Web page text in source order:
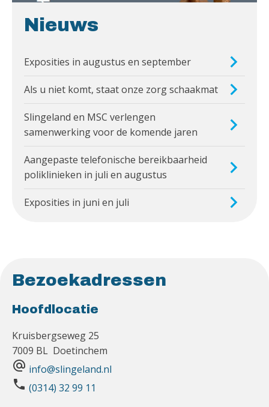
Nieuws
Exposities in augustus en september
Als u niet komt, staat onze zorg schaakmat
Slingeland en MSC verlengen
samenwerking voor de komende jaren
Aangepaste telefonische bereikbaarheid
poliklinieken in juli en augustus
Exposities in juni en juli
Bezoekadressen
Hoofdlocatie
Kruisbergseweg 25
7009 BL Doetinchem
alternate_email info@slingeland.nl
phone (0314) 32 99 11